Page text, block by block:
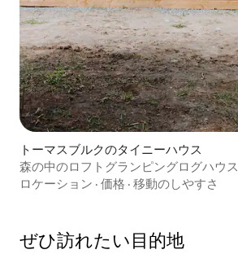
トーマスブルクのタイニーハウス
森の中のロフトグランピングログハウス
ロケーション · 価格 · 移動のしやすさ
ぜひ訪⁠れ⁠た⁠い目⁠的⁠地